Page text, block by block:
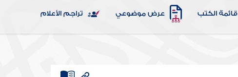
قائمة الكتب عرض موضوعي تراجم الأعلام